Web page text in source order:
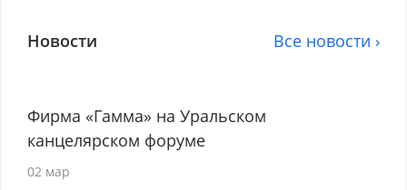
Новости Все новости ›
Фирма «Гамма» на Уральском
канцелярском форуме
02 мар